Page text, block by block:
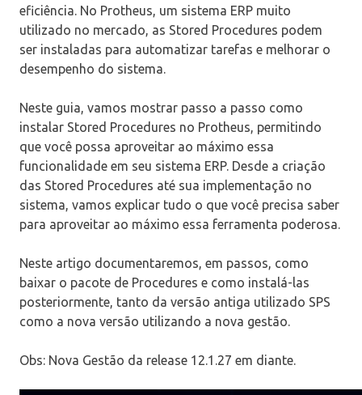
eficiência. No Protheus, um sistema ERP muito
utilizado no mercado, as Stored Procedures podem
ser instaladas para automatizar tarefas e melhorar o
desempenho do sistema.
Neste guia, vamos mostrar passo a passo como
instalar Stored Procedures no Protheus, permitindo
que você possa aproveitar ao máximo essa
funcionalidade em seu sistema ERP. Desde a criação
das Stored Procedures até sua implementação no
sistema, vamos explicar tudo o que você precisa saber
para aproveitar ao máximo essa ferramenta poderosa.
Neste artigo documentaremos, em passos, como
baixar o pacote de Procedures e como instalá-las
posteriormente, tanto da versão antiga utilizado SPS
como a nova versão utilizando a nova gestão.
Obs: Nova Gestão da release 12.1.27 em diante.